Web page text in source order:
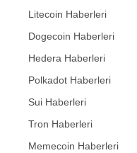
Litecoin Haberleri
Dogecoin Haberleri
Hedera Haberleri
Polkadot Haberleri
Sui Haberleri
Tron Haberleri
Memecoin Haberleri